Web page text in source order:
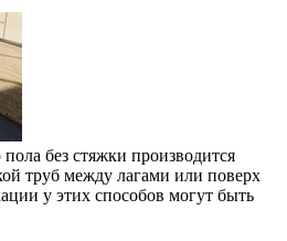
без стяжки производится
труб между лагами или поверх
у этих способов могут быть